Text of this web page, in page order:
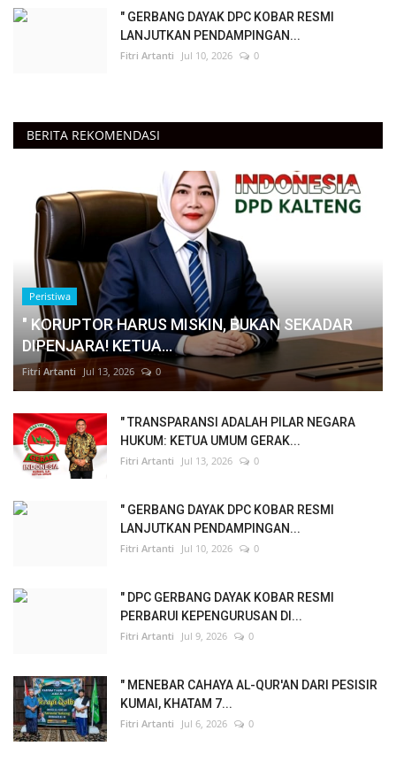
" GERBANG DAYAK DPC KOBAR RESMI
LANJUTKAN PENDAMPINGAN...
Fitri Artanti Jul 10, 2026 0
BERITA REKOMENDASI
Peristiwa
" KORUPTOR HARUS MISKIN, BUKAN SEKADAR
DIPENJARA! KETUA...
Fitri Artanti Jul 13, 2026 0
" TRANSPARANSI ADALAH PILAR NEGARA
HUKUM: KETUA UMUM GERAK...
Fitri Artanti Jul 13, 2026 0
" GERBANG DAYAK DPC KOBAR RESMI
LANJUTKAN PENDAMPINGAN...
Fitri Artanti Jul 10, 2026 0
" DPC GERBANG DAYAK KOBAR RESMI
PERBARUI KEPENGURUSAN DI...
Fitri Artanti Jul 9, 2026 0
" MENEBAR CAHAYA AL-QUR'AN DARI PESISIR
KUMAI, KHATAM 7...
Fitri Artanti Jul 6, 2026 0